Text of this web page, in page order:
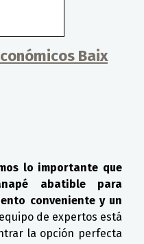
Baix
lo importante que
abatible para
conveniente y un
de expertos está
la opción perfecta